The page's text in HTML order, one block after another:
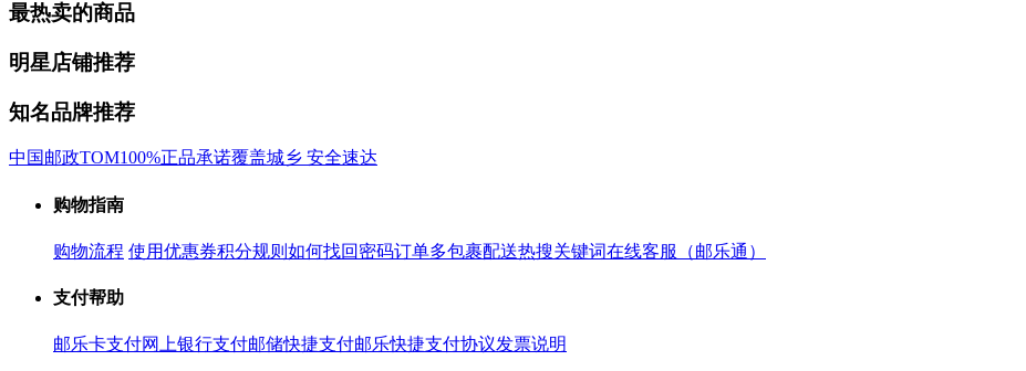
最热卖的商品
明星店铺推荐
知名品牌推荐
中国邮政TOM100%正品承诺覆盖城乡 安全速达
购物指南
购物流程 使用优惠券积分规则 如何找回密码订单多包裹配送热搜关键词在线客服（邮乐通）
支付帮助
邮乐卡支付网上银行支付邮储快捷支付邮乐快捷支付协议发票说明